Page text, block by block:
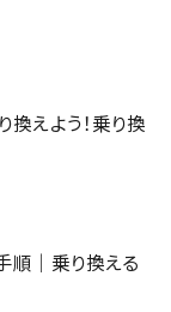
換えよう！乗り換
順｜乗り換える